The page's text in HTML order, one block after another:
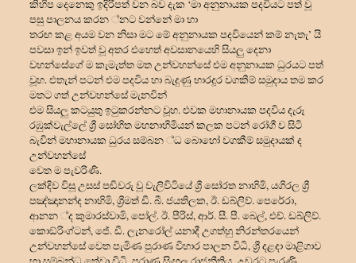
කිහිප දෙනෙකු ඉදිරිපත් වන බව දැක ‘මා අනුනායක පදවියට පත් වූ
පසු පාලනය කරන ්නට වන්නේ මා හා
තරඟ කළ අයම වන නිසා මට මේ අනුනායක පදවියෙන් කම් නැතැ’ යි
පවසා ඉන් ඉවත් වූ අතර එහෙත් අවසානයෙහි සියලු දෙනා
වහන්සේගේ ම කැමැත්ත මත උන්වහන්සේ එම අනුනායක ධුරයට පත්
වූහ. එතැන් පටන් එම පදවිය හා බැදුණු භාරදූර වගකීම් සමුදාය තම කර
මතට ගත් උන්වහන්සේ මැනවින්
එම සියලු කටයුතු ඉටුකරන්නට වූහ. එවක මහානායක පදවිය දැරූ
රඹුක්වැල්ලේ ශ්රී සෝභිත මහනාහිමියන් කලක පටන් රෝගී ව සිටි
බැවින් මහානායක ධුරය සම්බන ්ධ බොහෝ වගකීම් සමුදායක් ද
උන්වහන්සේ
වෙත ම පැවරිණි.
ලක්දිව විසූ උසස් පඬිවරු වූ වැලිවිටියේ ශ්රී සෝරත නාහිමි, යගිරල ශ්රී
පඤ්ඤානන්ද නාහිමි, ශ්රීමත් ඩී. බී. ජයතිලක, ඊ. ඩබ්ලිව්. පෙරේරා,
ආනන ්ද කුමාරස්වාමි, පෝල්. ඊ. පීරිස්, ආර්. සී. පී. බෙල්, එච්. ඩබ්ලිව්.
කොඞ්රිංග්ටන්, ජේ. ඩී. ලැනරෝල් යනාදී උගත්හු නිරන්තරයෙන්
උන්වහන්සේ වෙත පැමිණ පුරාණ විහාර පාලන විධි, ශ්රී දළදා මාළිගාව